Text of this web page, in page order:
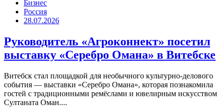
Бизнес
Россия
28.07.2026
Руководитель «Агроконнект» посетил
выставку «Серебро Омана» в Витебске
Витебск стал площадкой для необычного культурно-делового
события — выставки «Серебро Омана», которая познакомила
гостей с традиционными ремёслами и ювелирным искусством
Султаната Оман....